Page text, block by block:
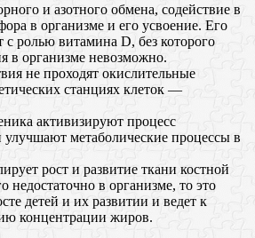
и азотного обмена, содействие в
в организме и его усвоение. Его
с ролью витамина D, без которого
в организме невозможно.
не проходят окислительные
станциях клеток —
активизируют процесс
улучшают метаболические процессы в
рост и развитие ткани костной
недостаточно в организме, то это
детей и их развитии и ведет к
концентрации жиров.